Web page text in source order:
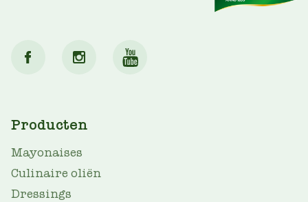
MAIN
NAV
Producten
Mayonaises
Culinaire oliën
Dressings